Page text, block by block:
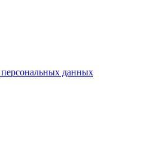
персональных данных